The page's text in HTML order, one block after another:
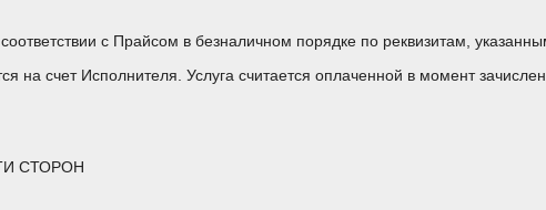
с Прайсом в безналичном порядке по реквизитам,
на счет Исполнителя. Услуга считается оплаченной в момент
СТОРОН